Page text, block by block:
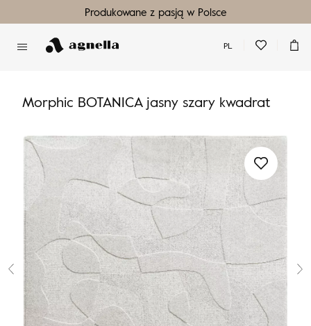
Produkowane z pasją w Polsce
PL
Morphic BOTANICA jasny szary kwadrat